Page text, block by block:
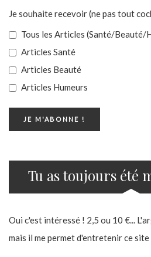
Je souhaite recevoir (ne pas tout
Tous les Articles (Santé/Beauté/
Articles Santé
Articles Beauté
Articles Humeurs
Tu as toujours été
Oui c'est intéressé ! 2,5 ou 10 €...
mais il me permet d'entretenir ce site